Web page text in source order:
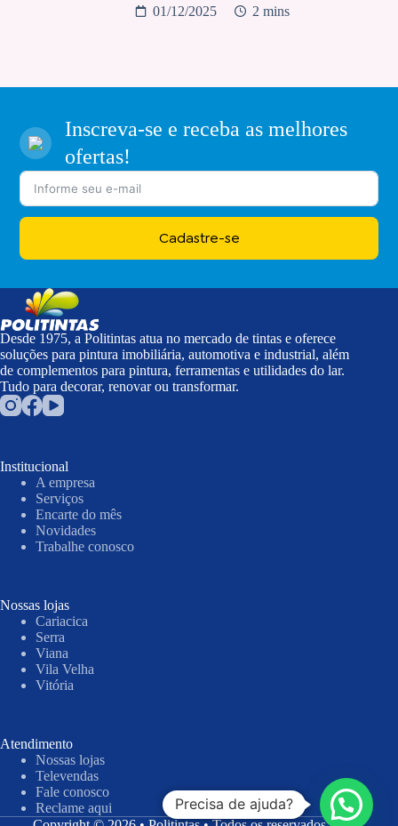
01/12/2025
2 mins
Inscreva-se e receba as melhores
ofertas!
Cadastre-se
Desde 1975, a Politintas atua no mercado de tintas e oferece
soluções para pintura imobiliária, automotiva e industrial, além
de complementos para pintura, ferramentas e utilidades do lar.
Tudo para decorar, renovar ou transformar.
Institucional
A empresa
Serviços
Encarte do mês
Novidades
Trabalhe conosco
Nossas lojas
Cariacica
Serra
Viana
Vila Velha
Vitória
Atendimento
Nossas lojas
Televendas
Fale conosco
Reclame aqui
Precisa de ajuda?